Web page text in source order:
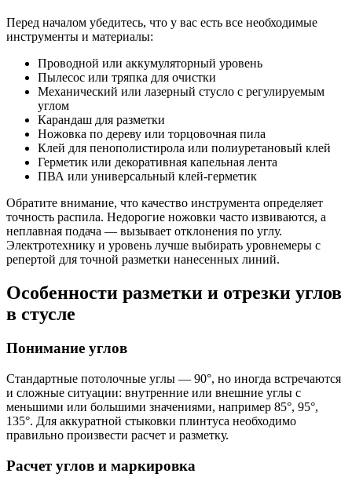
Перед началом убедитесь, что у вас есть все необходимые
инструменты и материалы:
Проводной или аккумуляторный уровень
Пылесос или тряпка для очистки
Механический или лазерный стусло с регулируемым
углом
Карандаш для разметки
Ножовка по дереву или торцовочная пила
Клей для пенополистирола или полиуретановый клей
Герметик или декоративная капельная лента
ПВА или универсальный клей-герметик
Обратите внимание, что качество инструмента определяет
точность распила. Недорогие ножовки часто извиваются, а
неплавная подача — вызывает отклонения по углу.
Электротехнику и уровень лучше выбирать уровнемеры с
репертой для точной разметки нанесенных линий.
Особенности разметки и отрезки углов
в стусле
Понимание углов
Стандартные потолочные углы — 90°, но иногда встречаются
и сложные ситуации: внутренние или внешние углы с
меньшими или большими значениями, например 85°, 95°,
135°. Для аккуратной стыковки плинтуса необходимо
правильно произвести расчет и разметку.
Расчет углов и маркировка